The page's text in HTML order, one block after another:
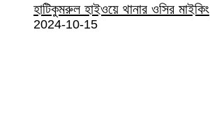
হাটিকুমরুল হাইওয়ে থানার ওসির মাইকিং
2024-10-15